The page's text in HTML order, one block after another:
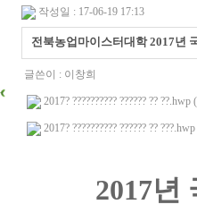
작성일 : 17-06-19 17:13
전북농업마이스터대학 2017년
글쓴이 : 이창희
2017? ?????????? ?????? ??
2017? ?????????? ?????? ??
2017년